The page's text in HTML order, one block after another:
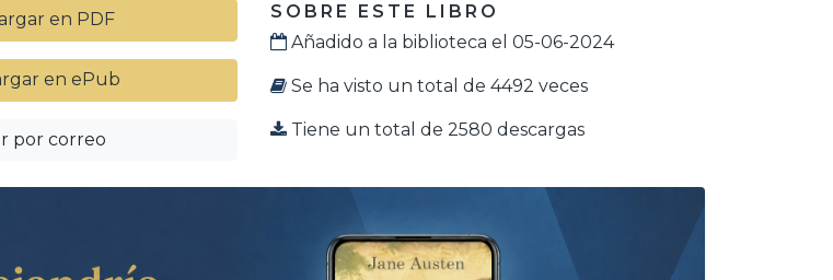
en PDF
en ePub
por correo
SOBRE ESTE LIBRO
Añadido a la biblioteca el 05-06-2024
Se ha visto un total de 4492 veces
Tiene un total de 2580 descargas